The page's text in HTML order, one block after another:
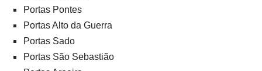
Portas Pontes
Portas Alto da Guerra
Portas Sado
Portas São Sebastião